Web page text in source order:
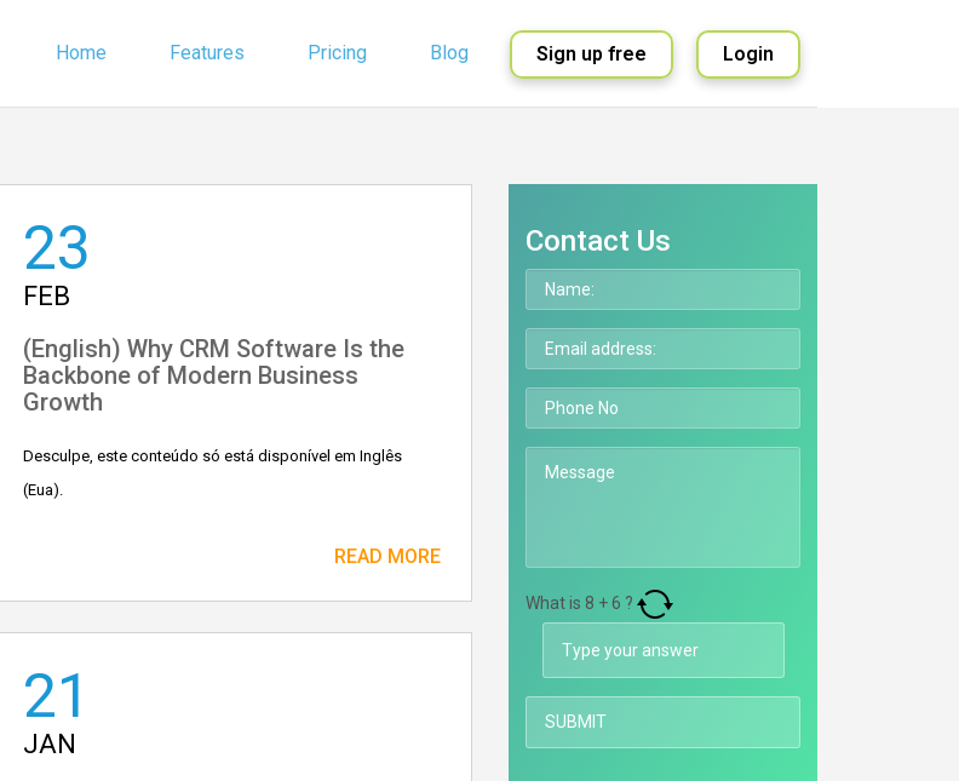
Home Features Pricing Blog Sign up free Login
23
FEB
(English) Why CRM Software Is the
Backbone of Modern Business
Growth
Desculpe, este conteúdo só está disponível em Inglês
(Eua).
READ MORE
21
JAN
Contact Us
What is 8 +6 ?